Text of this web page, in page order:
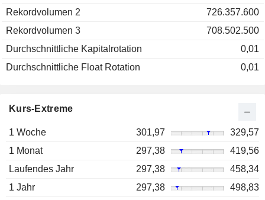
Rekordvolumen 2
726.357.600
Rekordvolumen 3
708.502.500
Durchschnittliche Kapitalrotation
0,01
Durchschnittliche Float Rotation
0,01
Kurs-Extreme
1 Woche 301,97
329,57
1 Monat
297,38
419,56
Laufendes Jahr
297,38
458,34
1 Jahr
297,38
498,83